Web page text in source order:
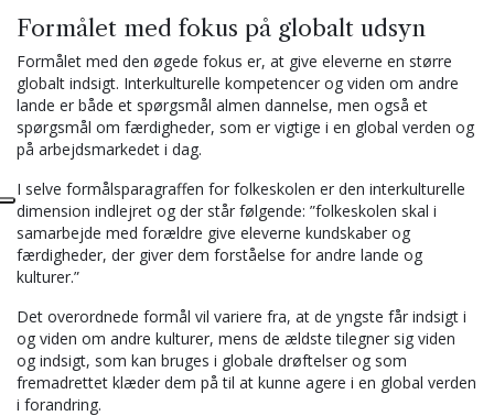
Formålet med fokus på globalt udsyn
Formålet med den øgede fokus er, at give eleverne en større
globalt indsigt. Interkulturelle kompetencer og viden om andre
lande er både et spørgsmål almen dannelse, men også et
spørgsmål om færdigheder, som er vigtige i en global verden og
på arbejdsmarkedet i dag.
I selve formålsparagraffen for folkeskolen er den interkulturelle
dimension indlejret og der står følgende: ”folkeskolen skal i
samarbejde med forældre give eleverne kundskaber og
færdigheder, der giver dem forståelse for andre lande og
kulturer.”
Det overordnede formål vil variere fra, at de yngste får indsigt i
og viden om andre kulturer, mens de ældste tilegner sig viden
og indsigt, som kan bruges i globale drøftelser og som
fremadrettet klæder dem på til at kunne agere i en global verden
i forandring.